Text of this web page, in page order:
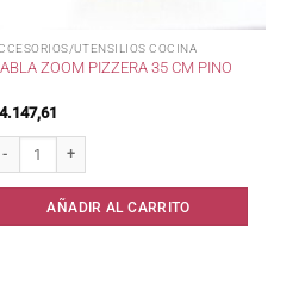
UTENSILIOS COCINA
ZOOM PIZZERA 35 CM PINO
AÑADIR AL CARRITO